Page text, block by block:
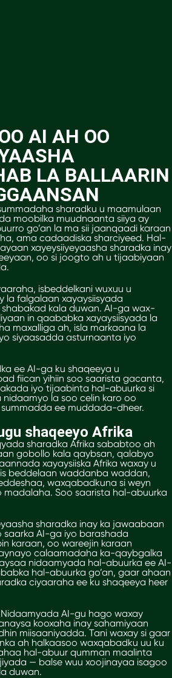
AI AH OO
LA BALLAARIN
sharadku u maamulaan
moobilka muudnaanta siiya ay
go’an la ma sii jaanqaadi karaan
ama cadaadiska sharciyeed. Hal-
xayeysiiyeyaasha sharadka inay
oo si joogto ah u tijaabiyaan
isbeddelkani wuxuu u
la falgalaan xayaysiisyada
kala duwan. AI-ga wax-
in qaababka xayaysiisyada la
maxalliga ah, isla markaana la
siyaasadda asturnaanta iyo
ee AI-ga ku shaqeeya u
fiican yihiin soo saarista gacanta,
iyo tijaabinta hal-abuurka si
la soo celin karo oo
ee muddada-dheer.
shaqeeyo Afrika
sharadka Afrika sababtoo ah
gobollo kala qaybsan, qalabyo
xayaysiiska Afrika waxay u
beddelaan waddanba waddan,
waxqabadkuna si weyn
madalaha. Soo saarista hal-abuurka
sharadka inay ka jawaabaan
AI-ga iyo barashada
karaan, oo wareejin karaan
calaamadaha ka-qaybgalka
nidaamyada hal-abuurka ee AI-
hal-abuurka go’an, gaar ahaan
ciyaaraha ee ku shaqeeya heer
AI-gu hago waxay
kooxaha inay sahamiyaan
miisaaniyadda. Tani waxay si gaar
ah halkaasoo waxqabadku uu ku
hal-abuur qumman maalinta
— balse wuu xoojinayaa isagoo
duwan.